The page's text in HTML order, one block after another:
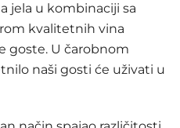
jela u kombinaciji sa
kvalitetnih vina
goste. U čarobnom
naši gosti će uživati u